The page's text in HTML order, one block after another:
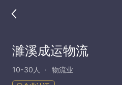
濉溪成运物流
10-30人 物流业